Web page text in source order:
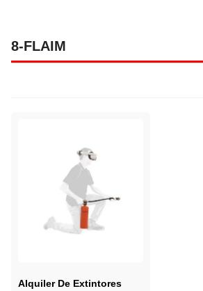
8-FLAIM
Alquiler De Extintores